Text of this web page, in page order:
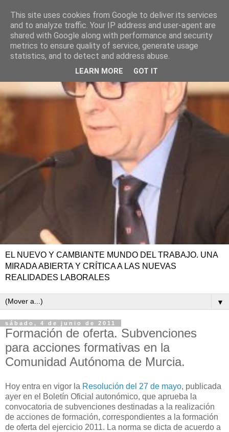
EL NUEVO Y CAMBIANTE MUNDO DEL TRABAJO. UNA
MIRADA ABIERTA Y CRÍTICA A LAS NUEVAS
REALIDADES LABORALES
▼
sábado, 4 de junio de 2011
Formación de oferta. Subvenciones
para acciones formativas en la
Comunidad Autónoma de Murcia.
Hoy entra en vigor la Resolución del 27 de mayo, publicada
ayer en el Boletín Oficial autonómico, que aprueba la
convocatoria de subvenciones destinadas a la realización
de acciones de formación, correspondientes a la formación
de oferta del ejercicio 2011. La norma se dicta de acuerdo a
This site uses cookies from Google to deliver its services
and to analyze traffic. Your IP address and user-agent are
shared with Google along with performance and security
metrics to ensure quality of service, generate usage
statistics, and to detect and address abuse.
LEARN MORE GOT IT